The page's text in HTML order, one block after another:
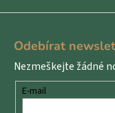
Odebírat
Nezmeškejte žádné
E-mail